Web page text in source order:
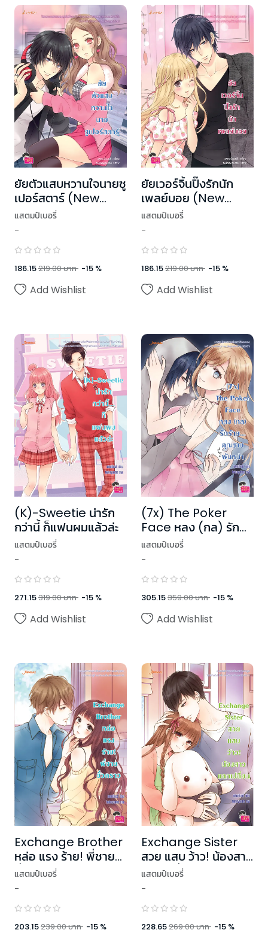
ยัยตัวแสบหวานใจนายซู
เปอร์สตาร์ (New
Edition)
แสตมป์เบอรี่
-
186.15219.00บาท -15 %
Add Wishlist
ยัยเวอร์จิ้นปิ๊งรักนัก
เพลย์บอย (New
Edition)
แสตมป์เบอรี่
-
186.15219.00บาท -15 %
Add Wishlist
(K)-Sweetie น่ารัก
กว่านี้ ก็แฟนผมแล้วล่ะ
แสตมป์เบอรี่
-
271.15319.00บาท -15 %
Add Wishlist
(7x) The Poker
Face หลง (กล) รัก
ร้าย คุณชายพันหน้า
แสตมป์เบอรี่
-
305.15359.00บาท -15 %
Add Wishlist
Exchange Brother
หล่อ แรง ร้าย! พี่ชาย
ชั่วคราว
แสตมป์เบอรี่
-
203.15239.00บาท -15 %
Exchange Sister
สวย แสบ ว้าว! น้องสาว
แลกเปลี่ยน
แสตมป์เบอรี่
-
228.65269.00บาท -15 %